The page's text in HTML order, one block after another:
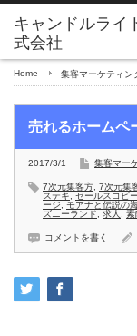
Home 集客マーケティン
売れるホームペ
2017/3/1 集客マー
7次元集客方 7次元集
ステキ
セールスコピ
ージ
モアナと伝説の
ズニーランド
求人 素
コメントを書く